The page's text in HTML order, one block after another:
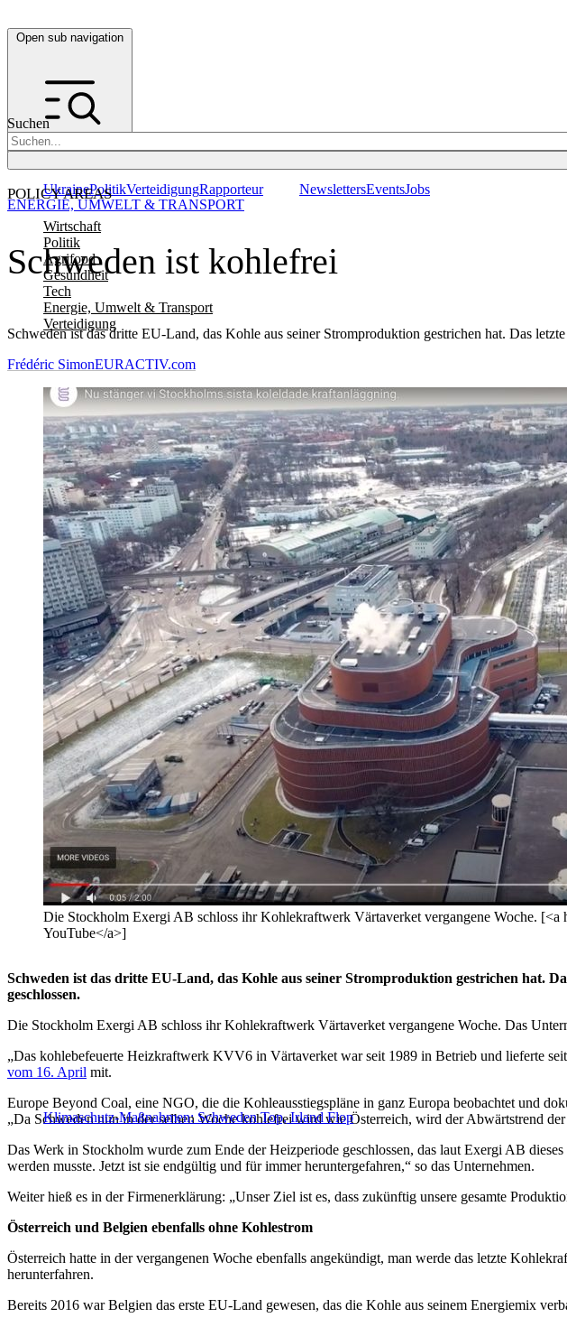
Open sub navigation
Suchen
POLICY AREAS
Wirtschaft
Politik
Agrifood
Gesundheit
Tech
Energie, Umwelt & Transport
Verteidigung
UkrainePolitikVerteidigungRapporteur NewslettersEventsJobs
Schweden ist kohlefrei
Schweden ist das dritte EU-Land, das Kohle aus seiner Stromproduktion gestrichen hat. Das
ENERGIE, UMWELT & TRANSPORT
Frédéric SimonEURACTIV.com
Die Stockholm Exergi AB schloss ihr Kohlekraftwerk Värtaverket vergangene Woche.
YouTube</a>]
Schweden ist das dritte EU-Land, das Kohle aus seiner Stromproduktion gestrichen hat.
geschlossen.
Die Stockholm Exergi AB schloss ihr Kohlekraftwerk Värtaverket vergangene Woche. Das
„Das kohlebefeuerte Heizkraftwerk KVV6 in Värtaverket war seit 1989 in Betrieb und lieferte
vom 16. April mit.
Klimaschutz-Maßnahmen: Schweden Top, Irland Flop
Europe Beyond Coal, eine NGO, die die Kohleausstiegspläne in ganz Europa beobachtet und
„Da Schweden nun in der selben Woche kohlefrei wird wie Österreich, wird der Abwärtstrend
Das Werk in Stockholm wurde zum Ende der Heizperiode geschlossen, das laut Exergi AB
werden musste. Jetzt ist sie endgültig und für immer heruntergefahren,“ so das Unternehmen.
Weiter hieß es in der Firmenerklärung: „Unser Ziel ist es, dass zukünftig unsere gesamte
Österreich und Belgien ebenfalls ohne Kohlestrom
Österreich hatte in der vergangenen Woche ebenfalls angekündigt, man werde das letzte
herunterfahren.
Bereits 2016 war Belgien das erste EU-Land gewesen, das die Kohle aus seinem Energiemix